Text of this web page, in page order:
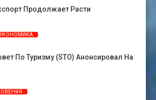
Продолжает Расти
По Туризму (STO) Анонсировал На